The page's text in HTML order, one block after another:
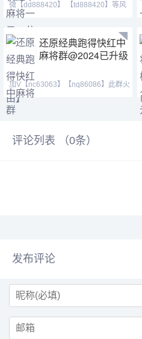
微【dd888420】 【td888420】等风
也等你。喜欢打麻将
还原经典跑得快红中
麻将群@2024已升级
加V【nc63063】【nq86086】此群火
爆正规，玩法简单，随玩
评论列表 （0条）
发布评论